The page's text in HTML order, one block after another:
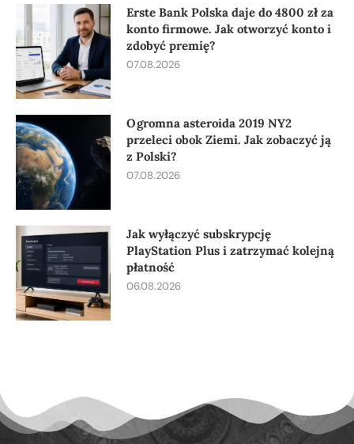
Erste Bank Polska daje do 4800 zł za
konto firmowe. Jak otworzyć konto i
zdobyć premię?
07.08.2026
Ogromna asteroida 2019 NY2
przeleci obok Ziemi. Jak zobaczyć ją
z Polski?
07.08.2026
Jak wyłączyć subskrypcję
PlayStation Plus i zatrzymać kolejną
płatność
06.08.2026